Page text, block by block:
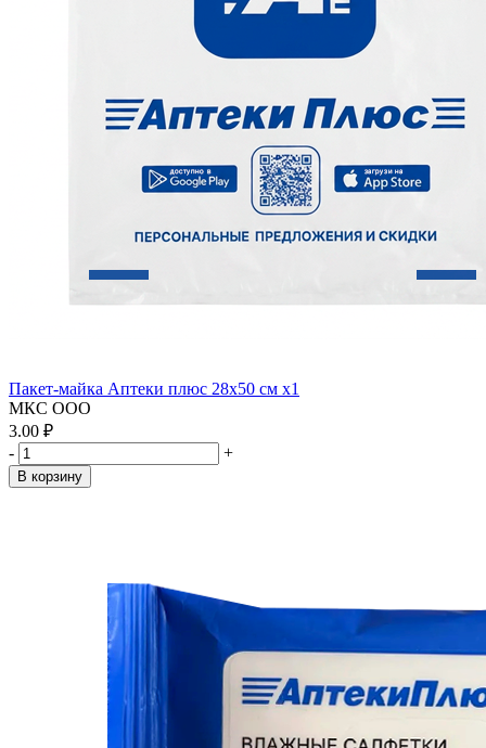
Пакет-майка Аптеки плюс 28х50 см x1
МКС ООО
3.00 ₽
-
+
В корзину